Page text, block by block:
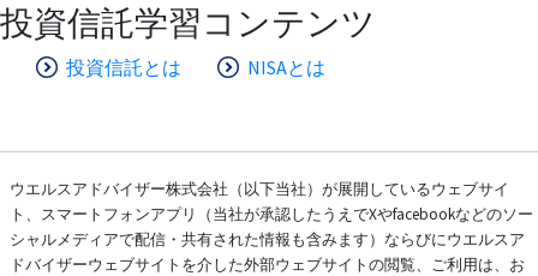
投資信託学習コンテンツ
投資信託とは NISAとは
ウエルスアドバイザー株式会社（以下当社）が展開しているウェブサイ
ト、スマートフォンアプリ（当社が承認したうえでXやfacebookなどのソー
シャルメディアで配信・共有された情報も含みます）ならびにウエルスア
ドバイザーウェブサイトを介した外部ウェブサイトの閲覧、ご利用は、お